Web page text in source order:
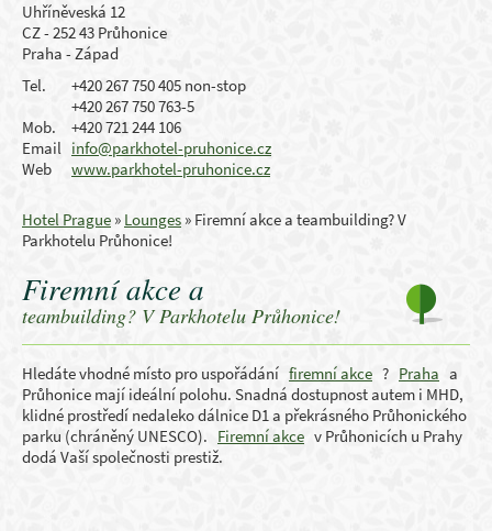
Uhříněveská 12
CZ - 252 43 Průhonice
Praha - Západ
Tel.
+420 267 750 405 non-stop
+420 267 750 763-5
Mob.
+420 721 244 106
Email info@parkhotel-pruhonice.cz
Web
www.parkhotel-pruhonice.cz
Hotel Prague » Lounges » Firemní akce a teambuilding? V
Parkhotelu Průhonice!
Firemní akce a
teambuilding? V Parkhotelu Průhonice!
Hledáte vhodné místo pro uspořádání firemní akce ? Praha a
Průhonice mají ideální polohu. Snadná dostupnost autem i MHD,
klidné prostředí nedaleko dálnice D1 a překrásného Průhonického
parku (chráněný UNESCO). Firemní akce v Průhonicích u Prahy
dodá Vaší společnosti prestiž.